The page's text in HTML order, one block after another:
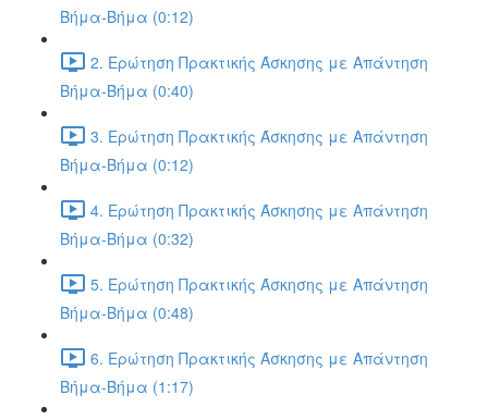
Βήμα-Βήμα (0:12)
2. Ερώτηση Πρακτικής Άσκησης με Απάντηση
Βήμα-Βήμα (0:40)
3. Ερώτηση Πρακτικής Άσκησης με Απάντηση
Βήμα-Βήμα (0:12)
4. Ερώτηση Πρακτικής Άσκησης με Απάντηση
Βήμα-Βήμα (0:32)
5. Ερώτηση Πρακτικής Άσκησης με Απάντηση
Βήμα-Βήμα (0:48)
6. Ερώτηση Πρακτικής Άσκησης με Απάντηση
Βήμα-Βήμα (1:17)